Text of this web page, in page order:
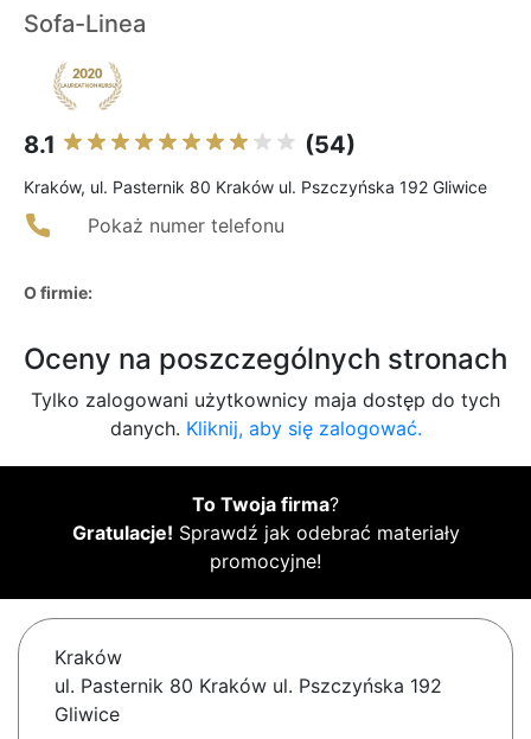
Sofa-Linea
8.1 (54)
Kraków, ul. Pasternik 80 Kraków ul. Pszczyńska 192 Gliwice
Pokaż numer telefonu
O firmie:
Oceny na poszczególnych stronach
Tylko zalogowani użytkownicy maja dostęp do tych
danych. Kliknij, aby się zalogować.
To Twoja firma?
Gratulacje! Sprawdź jak odebrać materiały
promocyjne!
Kraków
ul. Pasternik 80 Kraków ul. Pszczyńska 192
Gliwice